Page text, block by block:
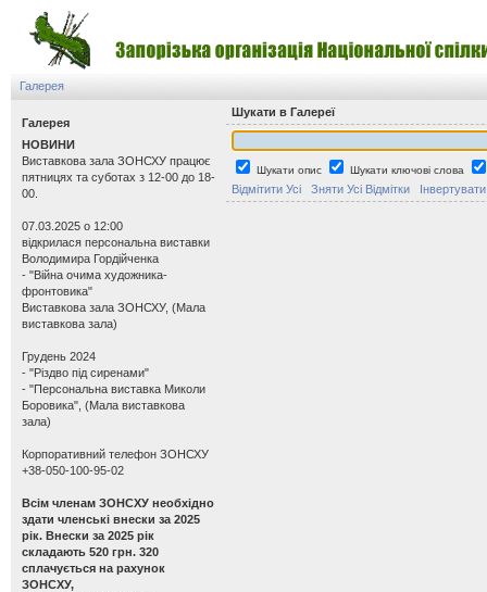
Галерея
Галерея
НОВИНИ
Виставкова зала ЗОНСХУ працює
пятницях та суботах з 12-00 до 18-
00.
07.03.2025 о 12:00
відкрилася персональна виставки
Володимира Гордійченка
- "Війна очима художника-
фронтовика"
Виставкова зала ЗОНСХУ, (Мала
виставкова зала)
Грудень 2024
- "Різдво під сиренами"
- "Персональна виставка Миколи
Боровика", (Мала виставкова
зала)
Корпоративний телефон ЗОНСХУ
+38-050-100-95-02
Всім членам ЗОНСХУ необхідно
здати членські внески за 2025
рік. Внески за 2025 рік
складають 520 грн. 320
сплачується на рахунок
ЗОНСХУ,
Шукати в Галереї
Шукати опис Шукати ключові слова
Відмітити Усі Зняти Усі Відмітки Інвертувати